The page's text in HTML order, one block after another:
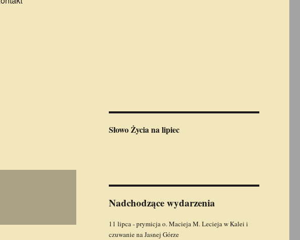
Słowo Życiana lipiec
Nadchodzące wydarzenia
11 lipca - prymicja o. Macieja M. Lecieja w Kalei i
czuwanie na Jasnej Górze